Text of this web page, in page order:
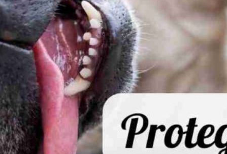
Publicidad
Social Media
TikTok WhatsApp Instagram Spotify YouTube Twitter
Clic para suscribirte a la revista